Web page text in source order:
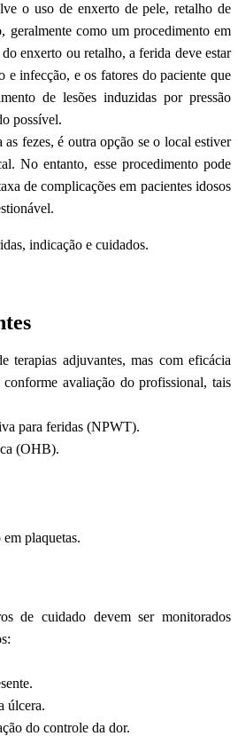
o uso de enxerto de pele, retalho de
geralmente como um procedimento em
enxerto ou retalho, a ferida deve estar
e infecção, e os fatores do paciente que
de lesões induzidas por pressão
possível.
fezes, é outra opção se o local estiver
No entanto, esse procedimento pode
de complicações em pacientes idosos
indicação e cuidados.
terapias adjuvantes, mas com eficácia
conforme avaliação do profissional, tais
para feridas (NPWT).
(OHB).
plaquetas.
de cuidado devem ser monitorados
úlcera.
do controle da dor.